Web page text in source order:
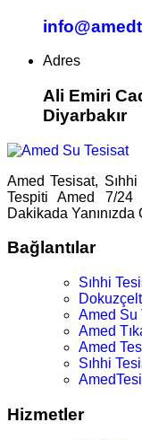
Adres
Ali Emiri
Diyarbakır
Amed Tesisat, Sıhhi
Tespiti Amed 7/24
Dakikada Yanınızda
Bağlantılar
Sıhhi
Amed Su
Amed
Amed
Sıhhi
Hizmetler